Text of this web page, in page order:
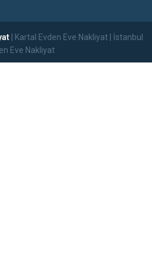
| Kartal Evden Eve Nakliyat | İstanbul
Eve Nakliyat